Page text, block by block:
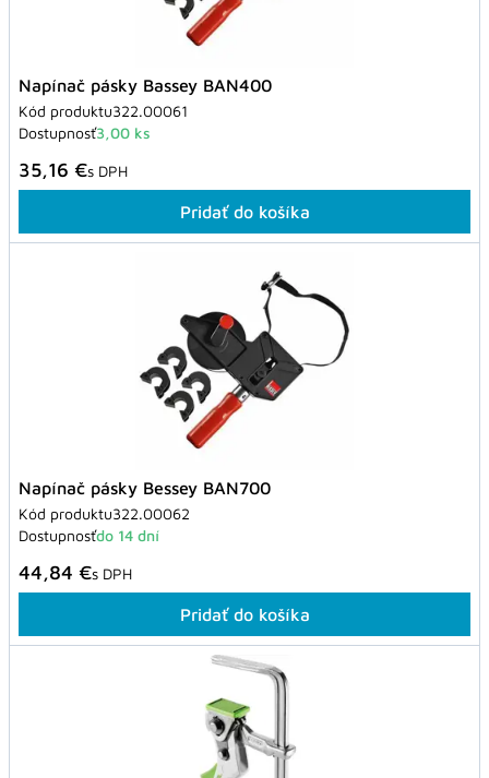
Napínač pásky Bassey BAN400
Kód produktu322.00061
Dostupnosť3,00 ks
35,16 €s DPH
Pridať do košíka
Napínač pásky Bessey BAN700
Kód produktu322.00062
Dostupnosťdo 14 dní
44,84 €s DPH
Pridať do košíka